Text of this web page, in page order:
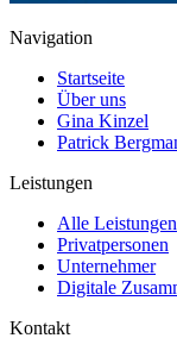
Navigation
Startseite
Über uns
Gina Kinzel
Patrick
Leistungen
Alle Leistungen
Privatpersonen
Unternehmer
Digitale
Kontakt